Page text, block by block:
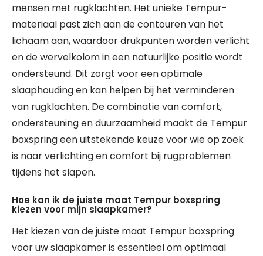
mensen met rugklachten. Het unieke Tempur-
materiaal past zich aan de contouren van het
lichaam aan, waardoor drukpunten worden verlicht
en de wervelkolom in een natuurlijke positie wordt
ondersteund. Dit zorgt voor een optimale
slaaphouding en kan helpen bij het verminderen
van rugklachten. De combinatie van comfort,
ondersteuning en duurzaamheid maakt de Tempur
boxspring een uitstekende keuze voor wie op zoek
is naar verlichting en comfort bij rugproblemen
tijdens het slapen.
Hoe kan ik de juiste maat Tempur boxspring
kiezen voor mijn slaapkamer?
Het kiezen van de juiste maat Tempur boxspring
voor uw slaapkamer is essentieel om optimaal